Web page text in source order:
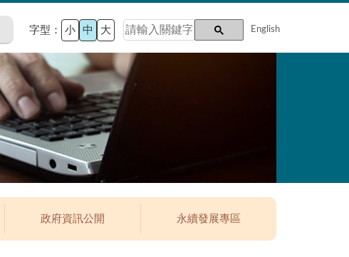
字型： 小 中 大 English
政府資訊公開 永續發展專區